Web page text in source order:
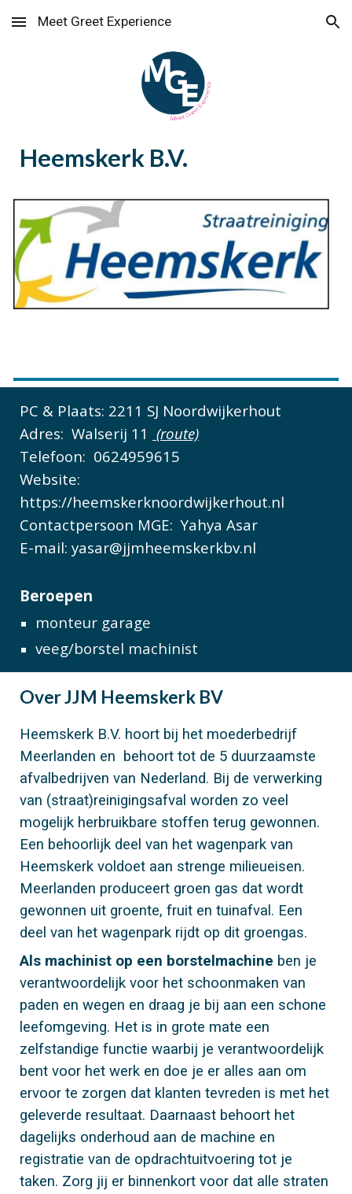
Skip to main content Skip to navigation
Meet Greet Experience
Heemskerk B.V.
PC & Plaats: 2211 SJ Noordwijkerhout
Adres: Walserij 11 (route)
Telefoon: 0624959615
Website:
https://heemskerknoordwijkerhout.nl
Contactpersoon MGE: Yahya Asar
E-mail:yasar@jjmheemskerkbv.nl
Beroepen
monteur garage
veeg/borstel machinist
OverJJM Heemskerk BV
Heemskerk B.V. hoort bij het moederbedrijf
Meerlanden en behoort tot de 5 duurzaamste
afvalbedrijven van Nederland. Bij de verwerking
van (straat)reinigingsafval worden zo veel
mogelijk herbruikbare stoffen terug gewonnen.
Een behoorlijk deel van het wagenpark van
Heemskerk voldoet aan strenge milieueisen.
Meerlanden produceert groen gas dat wordt
gewonnen uit groente, fruit en tuinafval. Een
deel van het wagenpark rijdt op dit groengas.
Als machinist op een borstelmachine ben je
verantwoordelijk voor het schoonmaken van
paden en wegen en draag je bij aan een schone
leefomgeving. Het is in grote mate een
zelfstandige functie waarbij je verantwoordelijk
bent voor het werk en doe je er alles aan om
ervoor te zorgen dat klanten tevreden is met het
geleverde resultaat. Daarnaast behoort het
dagelijks onderhoud aan de machine en
registratie van de opdrachtuitvoering tot je
taken. Zorg jij er binnenkort voor dat alle straten